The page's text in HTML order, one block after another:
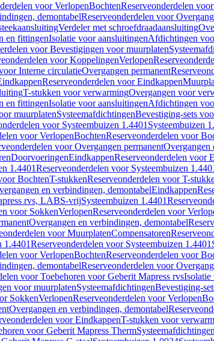
voor VerlopenBochtenReserveonderdelen
demontabelReserveonderdelen voor
Verdeler met schroefdraadaansluiting
en fittingenIsolatie voor aansluitingenAfdichtingen
voor Bevestigingen voor muurplaten
voor KoppelingenVerlopen
Interne circulatieOvergangen permanent
Reserveonderdelen voor Eindkappen
T-stukken voor verwarmingOvergangen voor
en fittingenIsolatie voor aansluitingenAfdichtingen
muurplatenSysteemafdichtingenBevestiging-sets
voor Systeembuizen 1.4401 Systeembuizen
voor VerlopenBochtenReserveonderdelen voor
voor Overgangen permanentOvergangen
DoorvoeringenEindkappenReserveonderdelen voor
1.4401Reserveonderdelen voor Systeembuizen
BochtenT-stukkenReserveonderdelen voor T-
en verbindingen, demontabelEindkappen
rvs, LABS-vrijSysteembuizen 1.4401
voor SokkenVerlopenReserveonderdelen voor
Overgangen en verbindingen, demontabel
voor MuurplatenCompensatoren
1.4401Reserveonderdelen voor Systeembuizen 1.4401
voor VerlopenBochtenReserveonderdelen voor
demontabelReserveonderdelen voor
voor Toebehoren voor Geberit Mapress rvsIsolatie
voor muurplatenSysteemafdichtingenBevestiging-
SokkenVerlopenReserveonderdelen voor Verlopen
Overgangen en verbindingen, demontabel
voor EindkappenT-stukken voor
voor Geberit Mapress ThermSysteemafdichtingen